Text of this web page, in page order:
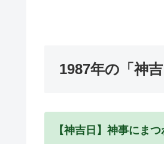
1987年の「神
【神吉日】神事にま